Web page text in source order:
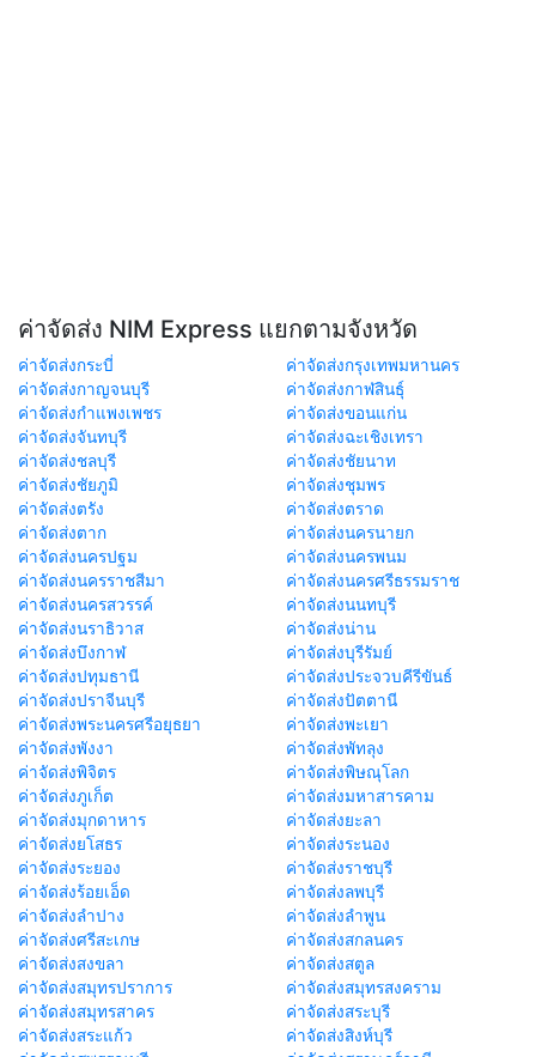
ค่าจัดส่ง NIM Express แยกตามจังหวัด
ค่าจัดส่งกระบี่
ค่าจัดส่งกรุงเทพมหานคร
ค่าจัดส่งกาญจนบุรี
ค่าจัดส่งกาฬสินธุ์
ค่าจัดส่งกำแพงเพชร
ค่าจัดส่งขอนแก่น
ค่าจัดส่งจันทบุรี
ค่าจัดส่งฉะเชิงเทรา
ค่าจัดส่งชลบุรี
ค่าจัดส่งชัยนาท
ค่าจัดส่งชัยภูมิ
ค่าจัดส่งชุมพร
ค่าจัดส่งตรัง
ค่าจัดส่งตราด
ค่าจัดส่งตาก
ค่าจัดส่งนครนายก
ค่าจัดส่งนครปฐม
ค่าจัดส่งนครพนม
ค่าจัดส่งนครราชสีมา
ค่าจัดส่งนครศรีธรรมราช
ค่าจัดส่งนครสวรรค์
ค่าจัดส่งนนทบุรี
ค่าจัดส่งนราธิวาส
ค่าจัดส่งน่าน
ค่าจัดส่งบึงกาฬ
ค่าจัดส่งบุรีรัมย์
ค่าจัดส่งปทุมธานี
ค่าจัดส่งประจวบคีรีขันธ์
ค่าจัดส่งปราจีนบุรี
ค่าจัดส่งปัตตานี
ค่าจัดส่งพระนครศรีอยุธยา
ค่าจัดส่งพะเยา
ค่าจัดส่งพังงา
ค่าจัดส่งพัทลุง
ค่าจัดส่งพิจิตร
ค่าจัดส่งพิษณุโลก
ค่าจัดส่งภูเก็ต
ค่าจัดส่งมหาสารคาม
ค่าจัดส่งมุกดาหาร
ค่าจัดส่งยะลา
ค่าจัดส่งยโสธร
ค่าจัดส่งระนอง
ค่าจัดส่งระยอง
ค่าจัดส่งราชบุรี
ค่าจัดส่งร้อยเอ็ด
ค่าจัดส่งลพบุรี
ค่าจัดส่งลำปาง
ค่าจัดส่งลำพูน
ค่าจัดส่งศรีสะเกษ
ค่าจัดส่งสกลนคร
ค่าจัดส่งสงขลา
ค่าจัดส่งสตูล
ค่าจัดส่งสมุทรปราการ
ค่าจัดส่งสมุทรสงคราม
ค่าจัดส่งสมุทรสาคร
ค่าจัดส่งสระบุรี
ค่าจัดส่งสระแก้ว
ค่าจัดส่งสิงห์บุรี